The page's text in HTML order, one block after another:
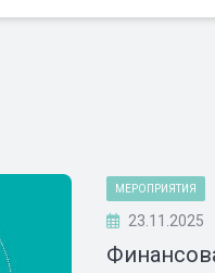
МЕРОПРИЯТИЯ
23.11.2025